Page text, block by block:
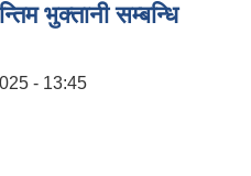
भुक्तानी सम्बन्धि
- 13:45